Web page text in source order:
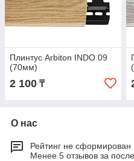
Плинтус Arbiton INDO 09
(70мм)
2 100 ₸
О нас
Рейтинг не сформирован
Менее 5 отзывов за